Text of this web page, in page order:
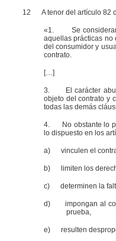
12 A tenor del artículo 82
«1. Se
aquellas prácticas no
del consumidor y
contrato.
[…]
3. El carácter
objeto del contrato y
todas las demás
4. No obstante lo
lo dispuesto en los
a) vinculen el
b) limiten los
c) determinen la
d) impongan al
prueba,
e) resulten